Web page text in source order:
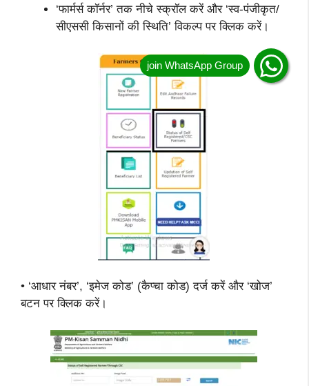
‘फार्मर्स कॉर्नर’ तक नीचे स्क्रॉल करें और ‘स्व-पंजीकृत/
सीएससी किसानों की स्थिति’ विकल्प पर क्लिक करें।
• ‘आधार नंबर’, ‘इमेज कोड’ (कैप्चा कोड) दर्ज करें और ‘खोज’
बटन पर क्लिक करें।